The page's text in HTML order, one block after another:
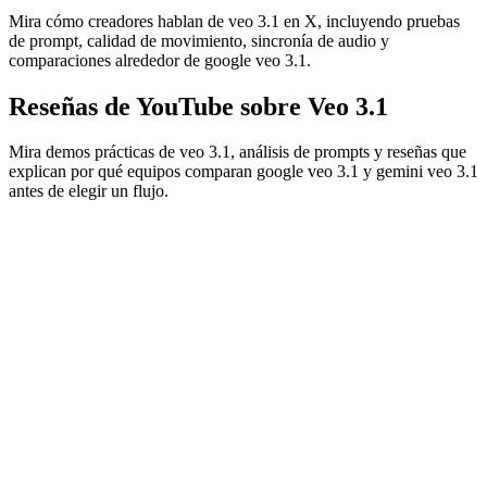
Mira cómo creadores hablan de veo 3.1 en X, incluyendo pruebas
de prompt, calidad de movimiento, sincronía de audio y
comparaciones alrededor de google veo 3.1.
Reseñas de YouTube sobre Veo 3.1
Mira demos prácticas de veo 3.1, análisis de prompts y reseñas que
explican por qué equipos comparan google veo 3.1 y gemini veo 3.1
antes de elegir un flujo.